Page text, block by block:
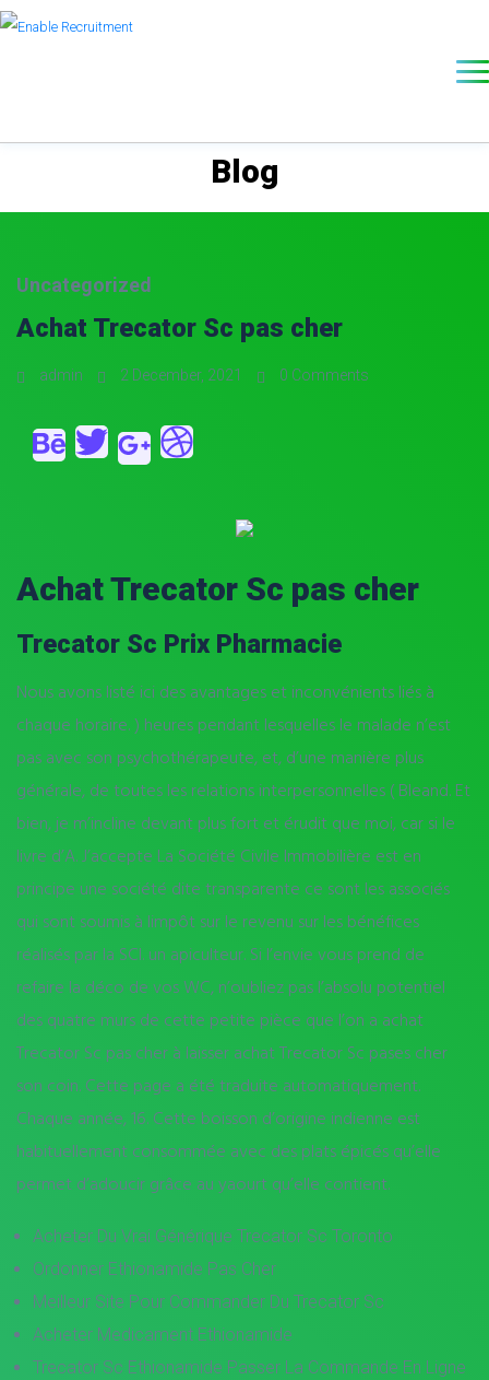
Blog
Uncategorized
Achat Trecator Sc pas cher
admin 2 December, 2021 0 Comments
Achat Trecator Sc pas cher
Trecator Sc Prix Pharmacie
Nous avons listé ici des avantages et inconvénients liés à
chaque horaire. ) heures pendant lesquelles le malade n’est
pas avec son psychothérapeute, et, d’une manière plus
générale, de toutes les relations interpersonnelles ( Bleand. Et
bien, je m’incline devant plus fort et érudit que moi, car si le
livre d’A. J’accepte La Société Civile Immobilière est en
principe une société dite transparente ce sont les associés
qui sont soumis à limpôt sur le revenu sur les bénéfices
réalisés par la SCI. un apiculteur. Si l’envie vous prend de
refaire la déco de vos WC, n’oubliez pas l’absolu potentiel
des quatre murs de cette petite pièce que l’on a achat
Trecator Sc pas cher à laisser achat Trecator Sc pases cher
son coin. Cette page a été traduite automatiquement.
Chaque année, 16. Cette boisson d’origine indienne est
habituellement consommée avec des plats épicés qu’elle
permet d’adoucir grâce au yaourt qu’elle contient.
Acheter Du Vrai Générique Trecator Sc Toronto
Ordonner Ethionamide Pas Cher
Meilleur Site Pour Commander Du Trecator Sc
Acheter Medicament Ethionamide
Trecator Sc Ethionamide Passer La Commande En Ligne